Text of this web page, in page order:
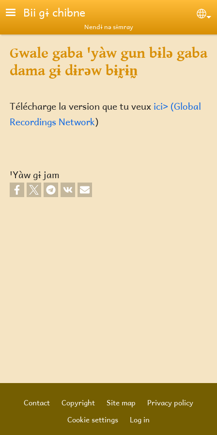
Skip to main content
Bii gɨ chibne
Nendɨ nə sɨmray
Gwale gaba ꞌyàw gun bɨlə gaba
dama gɨ dɨrəw bɨr̰ɨn̰
Télécharge la version que tu veux ici> (Global
Recordings Network)
ꞌYàw gɨ jam
Footer
Contact Copyright Site map
Privacy policy
Cookie settings
Log in